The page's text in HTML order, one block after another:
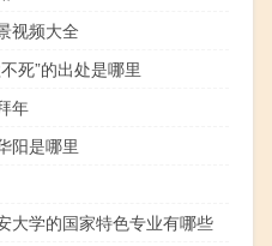
视频大全
死”的出处是哪里
年
阳是哪里
大学的国家特色专业有哪些